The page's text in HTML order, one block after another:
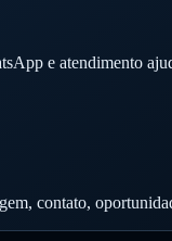
e atendimento
contato,